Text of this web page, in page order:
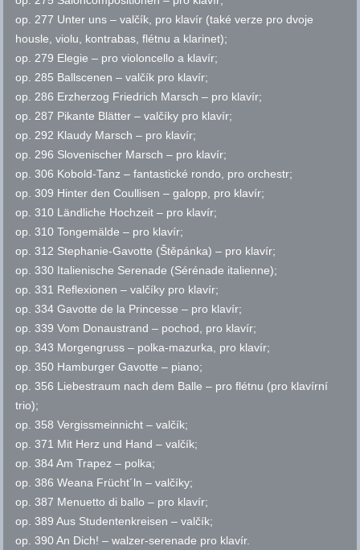
op. 277 Unter uns – valčík, pro klavír (také verze pro dvoje
housle, violu, kontrabas, flétnu a klarinet);
op. 279 Elegie – pro violoncello a klavír;
op. 285 Ballscenen – valčík pro klavír;
op. 286 Erzherzog Friedrich Marsch – pro klavír;
op. 287 Pikante Blätter – valčíky pro klavír;
op. 292 Klaudy Marsch – pro klavír;
op. 296 Slovenischer Marsch – pro klavír;
op. 306 Kobold-Tanz – fantastické rondo, pro orchestr;
op. 309 Hinter den Coullisen – galopp, pro klavír;
op. 310 Ländliche Hochzeit – pro klavír;
op. 310 Tongemälde – pro klavír;
op. 312 Stephanie-Gavotte (Štěpánka) – pro klavír;
op. 330 Italienische Serenade (Sérénade italienne);
op. 331 Reflexionen – valčíky pro klavír;
op. 334 Gavotte de la Princesse – pro klavír;
op. 339 Vom Donaustrand – pochod, pro klavír;
op. 343 Morgengruss – polka-mazurka, pro klavír;
op. 350 Hamburger Gavotte – piano;
op. 356 Liebestraum nach dem Balle – pro flétnu (pro klavírní
trio);
op. 358 Vergissmeinnicht – valčík;
op. 371 Mit Herz und Hand – valčík;
op. 384 Am Trapez – polka;
op. 386 Weana Frücht´ln – valčíky;
op. 387 Menuetto di ballo – pro klavír;
op. 389 Aus Studentenkreisen – valčík;
op. 390 An Dich! – walzer-serenade pro klavír.